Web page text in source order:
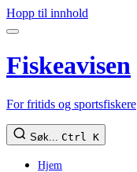
Hopp til innhold
Fiskeavisen
For fritids og sportsfiskere
Søk... Ctrl K
Hjem